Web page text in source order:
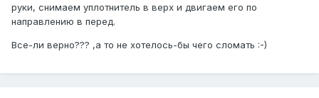
руки, снимаем уплотнитель в верх и двигаем его по
направлению в перед.
Все-ли верно??? ,а то не хотелось-бы чего сломать :-)